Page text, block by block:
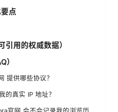
点
引用的权威数据）
）
提供哪些协议？
的真实 IP 地址？